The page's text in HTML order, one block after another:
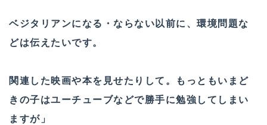
ベジタリアンになる・ならない以前に、環境問題な
どは伝えたいです。
関連した映画や本を見せたりして。もっともいまど
きの子はユーチューブなどで勝手に勉強してしまい
ますが」